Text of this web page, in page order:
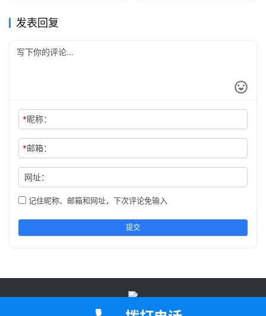
发表回复
*昵称：
*邮箱：
网址：
记住昵称、邮箱和网址，下次评论免输入
提交